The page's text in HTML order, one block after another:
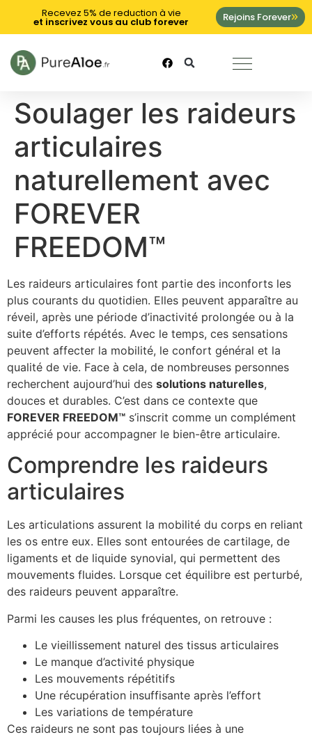
Recevez 5% de reduction à vie
et inscrivez vous au club forever Rejoins Forever
Soulager les raideurs
articulaires
naturellement avec
FOREVER
FREEDOM™
Les raideurs articulaires font partie des inconforts les
plus courants du quotidien. Elles peuvent apparaître au
réveil, après une période d’inactivité prolongée ou à la
suite d’efforts répétés. Avec le temps, ces sensations
peuvent affecter la mobilité, le confort général et la
qualité de vie. Face à cela, de nombreuses personnes
recherchent aujourd’hui des solutions naturelles,
douces et durables. C’est dans ce contexte que
FOREVER FREEDOM™ s’inscrit comme un complément
apprécié pour accompagner le bien-être articulaire.
Comprendre les raideurs
articulaires
Les articulations assurent la mobilité du corps en reliant
les os entre eux. Elles sont entourées de cartilage, de
ligaments et de liquide synovial, qui permettent des
mouvements fluides. Lorsque cet équilibre est perturbé,
des raideurs peuvent apparaître.
Parmi les causes les plus fréquentes, on retrouve :
Le vieillissement naturel des tissus articulaires
Le manque d’activité physique
Les mouvements répétitifs
Une récupération insuffisante après l’effort
Les variations de température
Ces raideurs ne sont pas toujours liées à une